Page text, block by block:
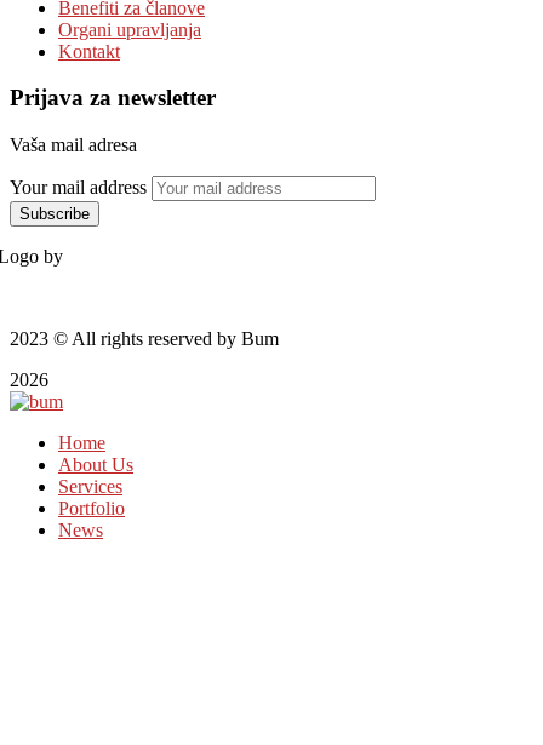
Benefiti za članove
Organi upravljanja
Kontakt
Prijava za newsletter
Vaša mail adresa
Your mail address
by
2023 © All rights reserved by Bum
2026
Home
About Us
Services
Portfolio
News